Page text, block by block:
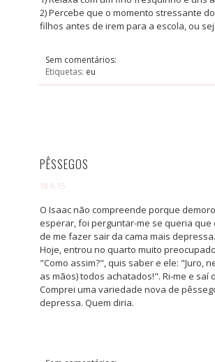
2) Percebe que o momento stressante
filhos antes de irem para a escola, ou
Sem comentários:
Etiquetas: eu
PÊSSEGOS
18.6.15
O Isaac não compreende porque
esperar, foi perguntar-me se queria que
de me fazer sair da cama mais depressa.
Hoje, entrou no quarto muito
"Como assim?", quis saber e ele: "Juro,
as mãos) todos achatados!". Ri-me e saí
Comprei uma variedade nova de
depressa. Quem diria.